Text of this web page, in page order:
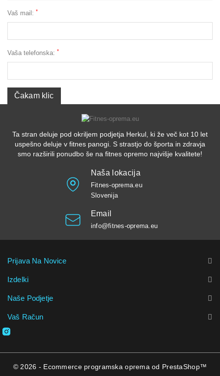
Vaš mail: *
Vaša telefonska: *
Ta stran deluje pod okriljem podjetja Herkul, ki že več kot 10 let
uspešno deluje v fitnes panogi. S strastjo do športa in zdravja
smo razširili ponudbo še na fitnes opremo najvišje kvalitete!
Naša lokacija
Fitnes-oprema.eu
Slovenija
Email
info@fitnes-oprema.eu
Prijava Na Novice
Izdelki
Naše Podjetje
Vaš Račun
© 2026 - Ecommerce programska oprema od PrestaShop™